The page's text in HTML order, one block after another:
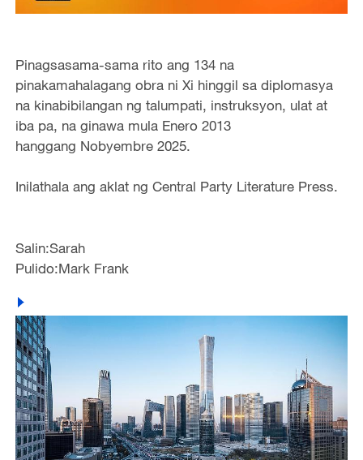
Pinagsasama-sama rito ang 134 na
pinakamahalagang obra ni Xi hinggil sa diplomasya
na kinabibilangan ng talumpati, instruksyon, ulat at
iba pa, na ginawa mula Enero 2013
hanggang Nobyembre 2025.
Inilathala ang aklat ng Central Party Literature Press.
Salin:Sarah
Pulido:Mark Frank